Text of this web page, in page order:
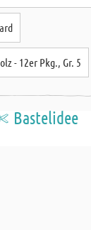
- 12er Pkg., Gr. 5
Bastelidee